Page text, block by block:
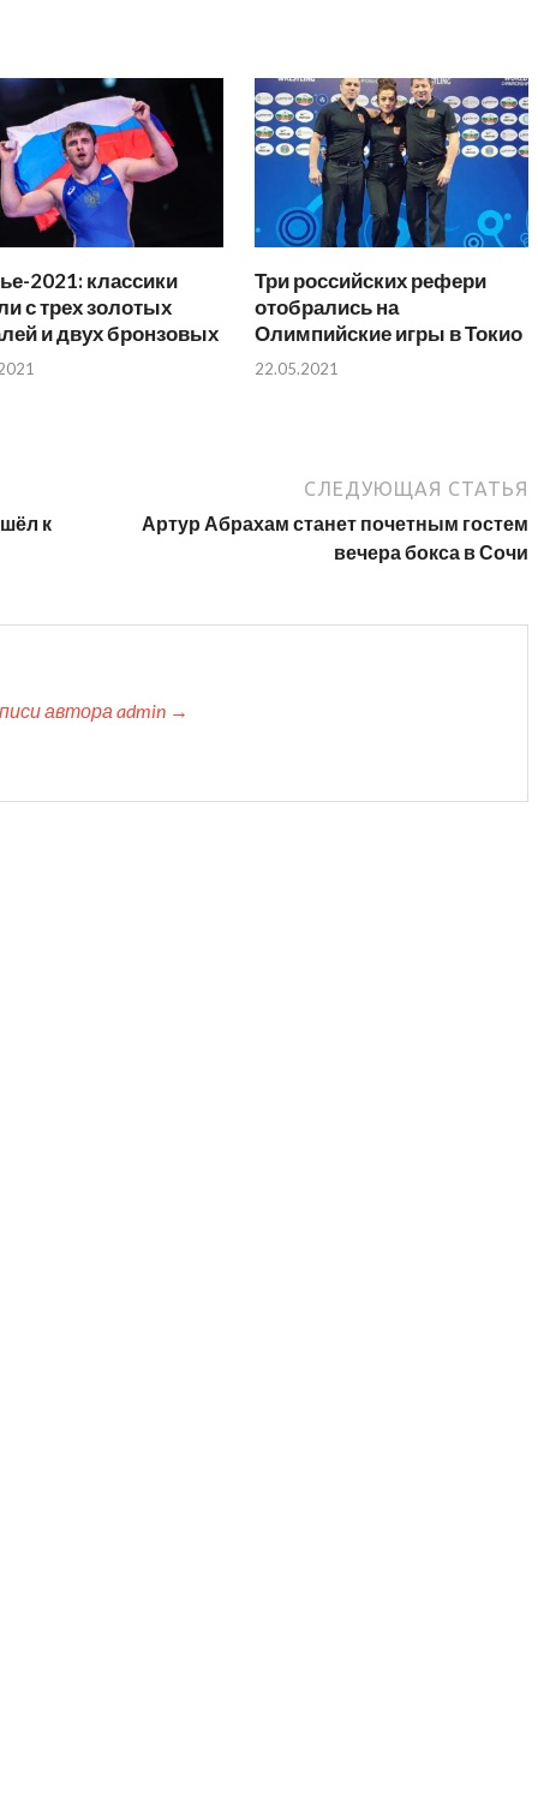
2021: классики
с трех золотых
и двух бронзовых
Три российских рефери
отобрались на
Олимпийские игры в Токио
22.05.2021
к
СЛЕДУЮЩАЯ СТАТЬЯ
Артур Абрахам станет почетным гостем
вечера бокса в Сочи
автора admin →